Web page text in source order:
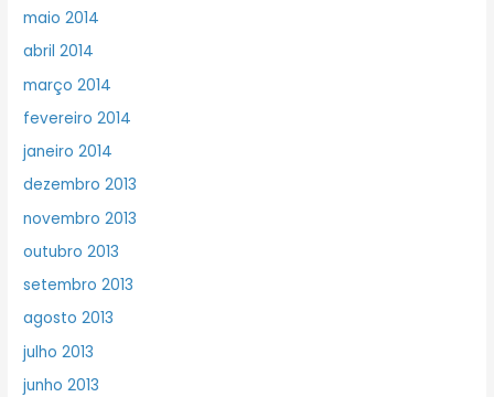
maio 2014
abril 2014
março 2014
fevereiro 2014
janeiro 2014
dezembro 2013
novembro 2013
outubro 2013
setembro 2013
agosto 2013
julho 2013
junho 2013